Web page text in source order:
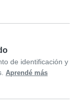
de identificación y
Aprendé más